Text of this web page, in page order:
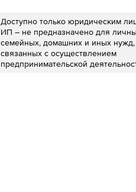
Доступно только юридическим
ИП – не предназначено для
семейных, домашних и иных
связанных с осуществлением
предпринимательской